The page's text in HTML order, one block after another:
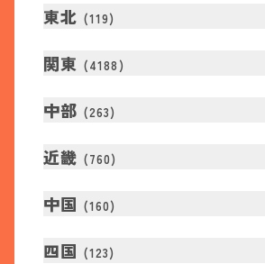
東北 (119)
関東 (4188 )
中部 (263)
近畿 (760)
中国 (160)
四国 (123)